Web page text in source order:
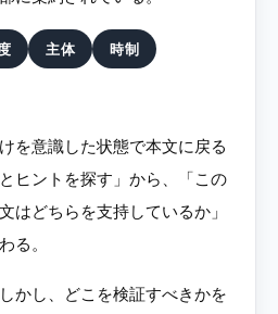
主体
時制
を意識した状態で本文に戻る
ヒントを探す」から、「この
はどちらを支持しているか」
る。
かし、どこを検証すべきかを